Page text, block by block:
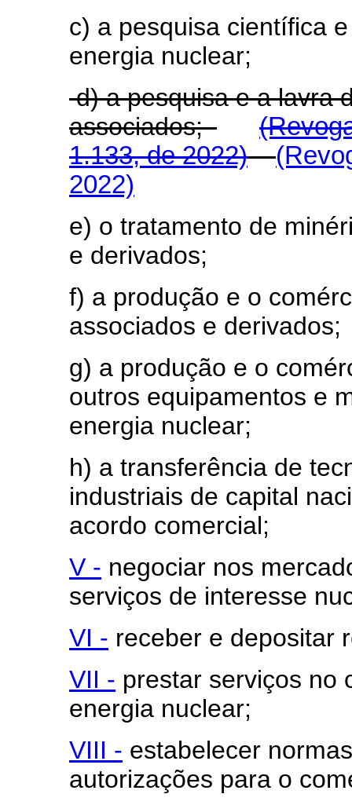
c) a pesquisa científica
energia nuclear;
d) a pesquisa e a lavra
associados;
1.133, de 2022)
2022)
e) o tratamento de
e derivados;
f) a produção e o
associados e derivados;
g) a produção e o
outros equipamentos e
energia nuclear;
h) a transferência de
industriais de capital
acordo comercial;
V - negociar nos
serviços de interesse
VI - receber e depositar
VII - prestar serviços no
energia nuclear;
VIII - estabelecer
autorizações para o